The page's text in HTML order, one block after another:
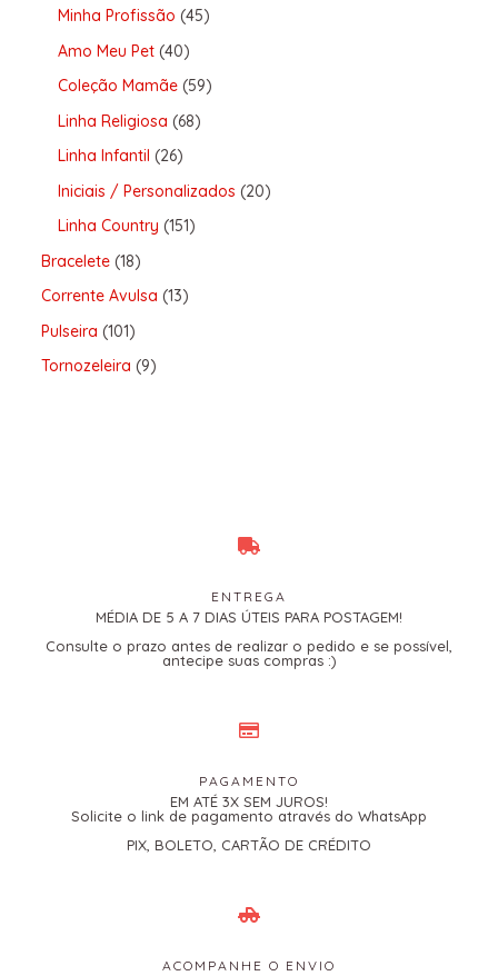
Minha Profissão 45
Amo Meu Pet 40
Coleção Mamãe 59
Linha Religiosa 68
Linha Infantil 26
Iniciais / Personalizados 20
Linha Country 151
Bracelete 18
Corrente Avulsa 13
Pulseira 101
Tornozeleira 9
ENTREGA
MÉDIA DE 5 A 7 DIAS ÚTEIS PARA POSTAGEM!
Consulte o prazo antes de realizar o pedido e se possível,
antecipe suas compras :)
PAGAMENTO
EM ATÉ 3X SEM JUROS!
Solicite o link de pagamento através do WhatsApp
PIX, BOLETO, CARTÃO DE CRÉDITO
ACOMPANHE O ENVIO